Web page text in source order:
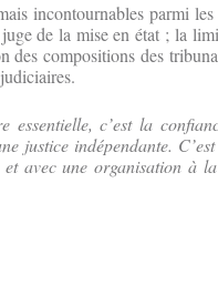
incontournables parmi
de la mise en état ; la
des compositions des
essentielle, c’est la
justice indépendante.
avec une organisation à